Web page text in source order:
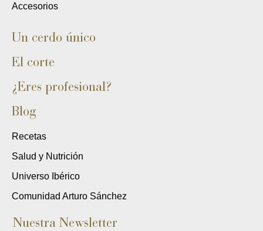
Accesorios
Un cerdo único
El corte
¿Eres profesional?
Blog
Recetas
Salud y Nutrición
Universo Ibérico
Comunidad Arturo Sánchez
Nuestra Newsletter